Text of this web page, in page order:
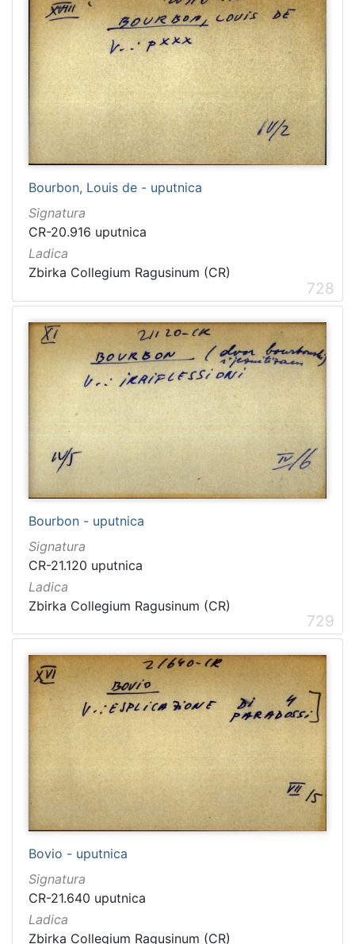
Bourbon, Louis de - uputnica
Signatura
CR-20.916 uputnica
Ladica
Zbirka Collegium Ragusinum (CR)
728
Bourbon - uputnica
Signatura
CR-21.120 uputnica
Ladica
Zbirka Collegium Ragusinum (CR)
729
Bovio - uputnica
Signatura
CR-21.640 uputnica
Ladica
Zbirka Collegium Ragusinum (CR)